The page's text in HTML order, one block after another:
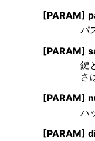
[PARAM]
パ
[PARAM]
鍵
さ
[PARAM]
ハ
[PARAM]